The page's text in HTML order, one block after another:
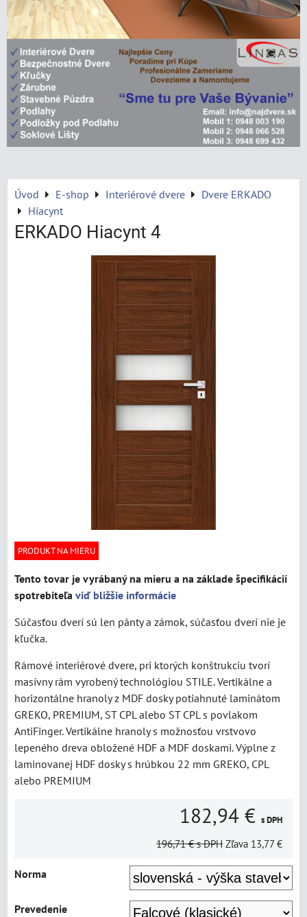
Úvod E-shop Interiérové dvere
Dvere ERKADO
Hiacynt
ERKADO Hiacynt 4
PRODUKT NA MIERU
Tento tovar je vyrábaný na mieru a na základe špecifikácií
spotrebiteľa viď bližšie informácie
Súčasťou dverí sú len pánty a zámok, súčasťou dverí nie je
kľučka.
Rámové interiérové dvere, pri ktorých konštrukciu tvorí
masívny rám vyrobený technológiou STILE. Vertikálne a
horizontálne hranoly z MDF dosky potiahnuté laminátom
GREKO, PREMIUM, ST CPL alebo ST CPL s povlakom
AntiFinger. Vertikálne hranoly s možnosťou vrstvovo
lepeného dreva obložené HDF a MDF doskami. Výplne z
laminovanej HDF dosky s hrúbkou 22 mm GREKO, CPL
alebo PREMIUM
182,94 € s DPH
196,71 € s DPH Zľava 13,77 €
Norma
Prevedenie